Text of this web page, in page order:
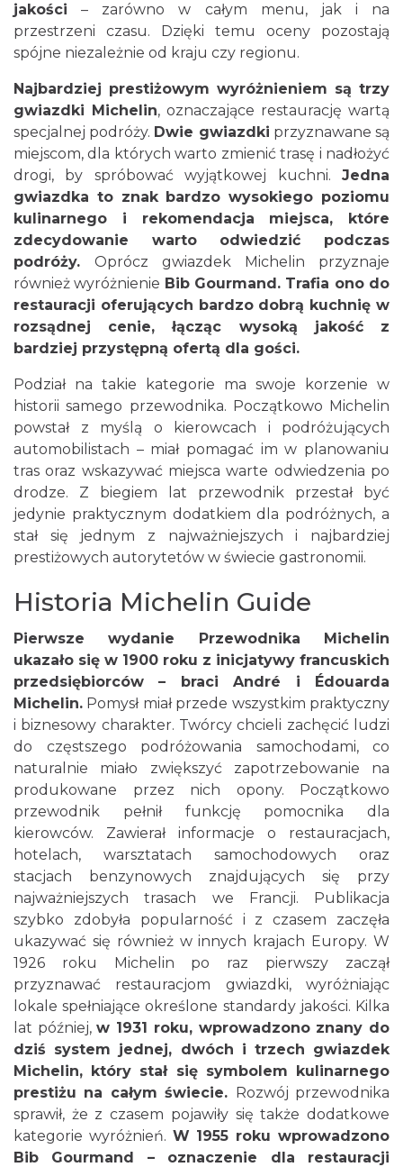
jakości – zarówno w całym menu, jak i na
przestrzeni czasu. Dzięki temu oceny pozostają
spójne niezależnie od kraju czy regionu.
Najbardziej prestiżowym wyróżnieniem są trzy
gwiazdki Michelin, oznaczające restaurację wartą
specjalnej podróży. Dwie gwiazdki przyznawane są
miejscom, dla których warto zmienić trasę i nadłożyć
drogi, by spróbować wyjątkowej kuchni. Jedna
gwiazdka to znak bardzo wysokiego poziomu
kulinarnego i rekomendacja miejsca, które
zdecydowanie warto odwiedzić podczas
podróży. Oprócz gwiazdek Michelin przyznaje
również wyróżnienie Bib Gourmand. Trafia ono do
restauracji oferujących bardzo dobrą kuchnię w
rozsądnej cenie, łącząc wysoką jakość z
bardziej przystępną ofertą dla gości.
Podział na takie kategorie ma swoje korzenie w
historii samego przewodnika. Początkowo Michelin
powstał z myślą o kierowcach i podróżujących
automobilistach – miał pomagać im w planowaniu
tras oraz wskazywać miejsca warte odwiedzenia po
drodze. Z biegiem lat przewodnik przestał być
jedynie praktycznym dodatkiem dla podróżnych, a
stał się jednym z najważniejszych i najbardziej
prestiżowych autorytetów w świecie gastronomii.
Historia Michelin Guide
Pierwsze wydanie Przewodnika Michelin
ukazało się w 1900 roku z inicjatywy francuskich
przedsiębiorców – braci André i Édouarda
Michelin. Pomysł miał przede wszystkim praktyczny
i biznesowy charakter. Twórcy chcieli zachęcić ludzi
do częstszego podróżowania samochodami, co
naturalnie miało zwiększyć zapotrzebowanie na
produkowane przez nich opony. Początkowo
przewodnik pełnił funkcję pomocnika dla
kierowców. Zawierał informacje o restauracjach,
hotelach, warsztatach samochodowych oraz
stacjach benzynowych znajdujących się przy
najważniejszych trasach we Francji. Publikacja
szybko zdobyła popularność i z czasem zaczęła
ukazywać się również w innych krajach Europy. W
1926 roku Michelin po raz pierwszy zaczął
przyznawać restauracjom gwiazdki, wyróżniając
lokale spełniające określone standardy jakości. Kilka
lat później,w 1931 roku, wprowadzono znany do
dziś system jednej, dwóch i trzech gwiazdek
Michelin, który stał się symbolem kulinarnego
prestiżu na całym świecie.
Rozwój przewodnika
sprawił, że z czasem pojawiły się także dodatkowe
kategorie wyróżnień. W 1955 roku wprowadzono
Bib Gourmand – oznaczenie dla restauracji